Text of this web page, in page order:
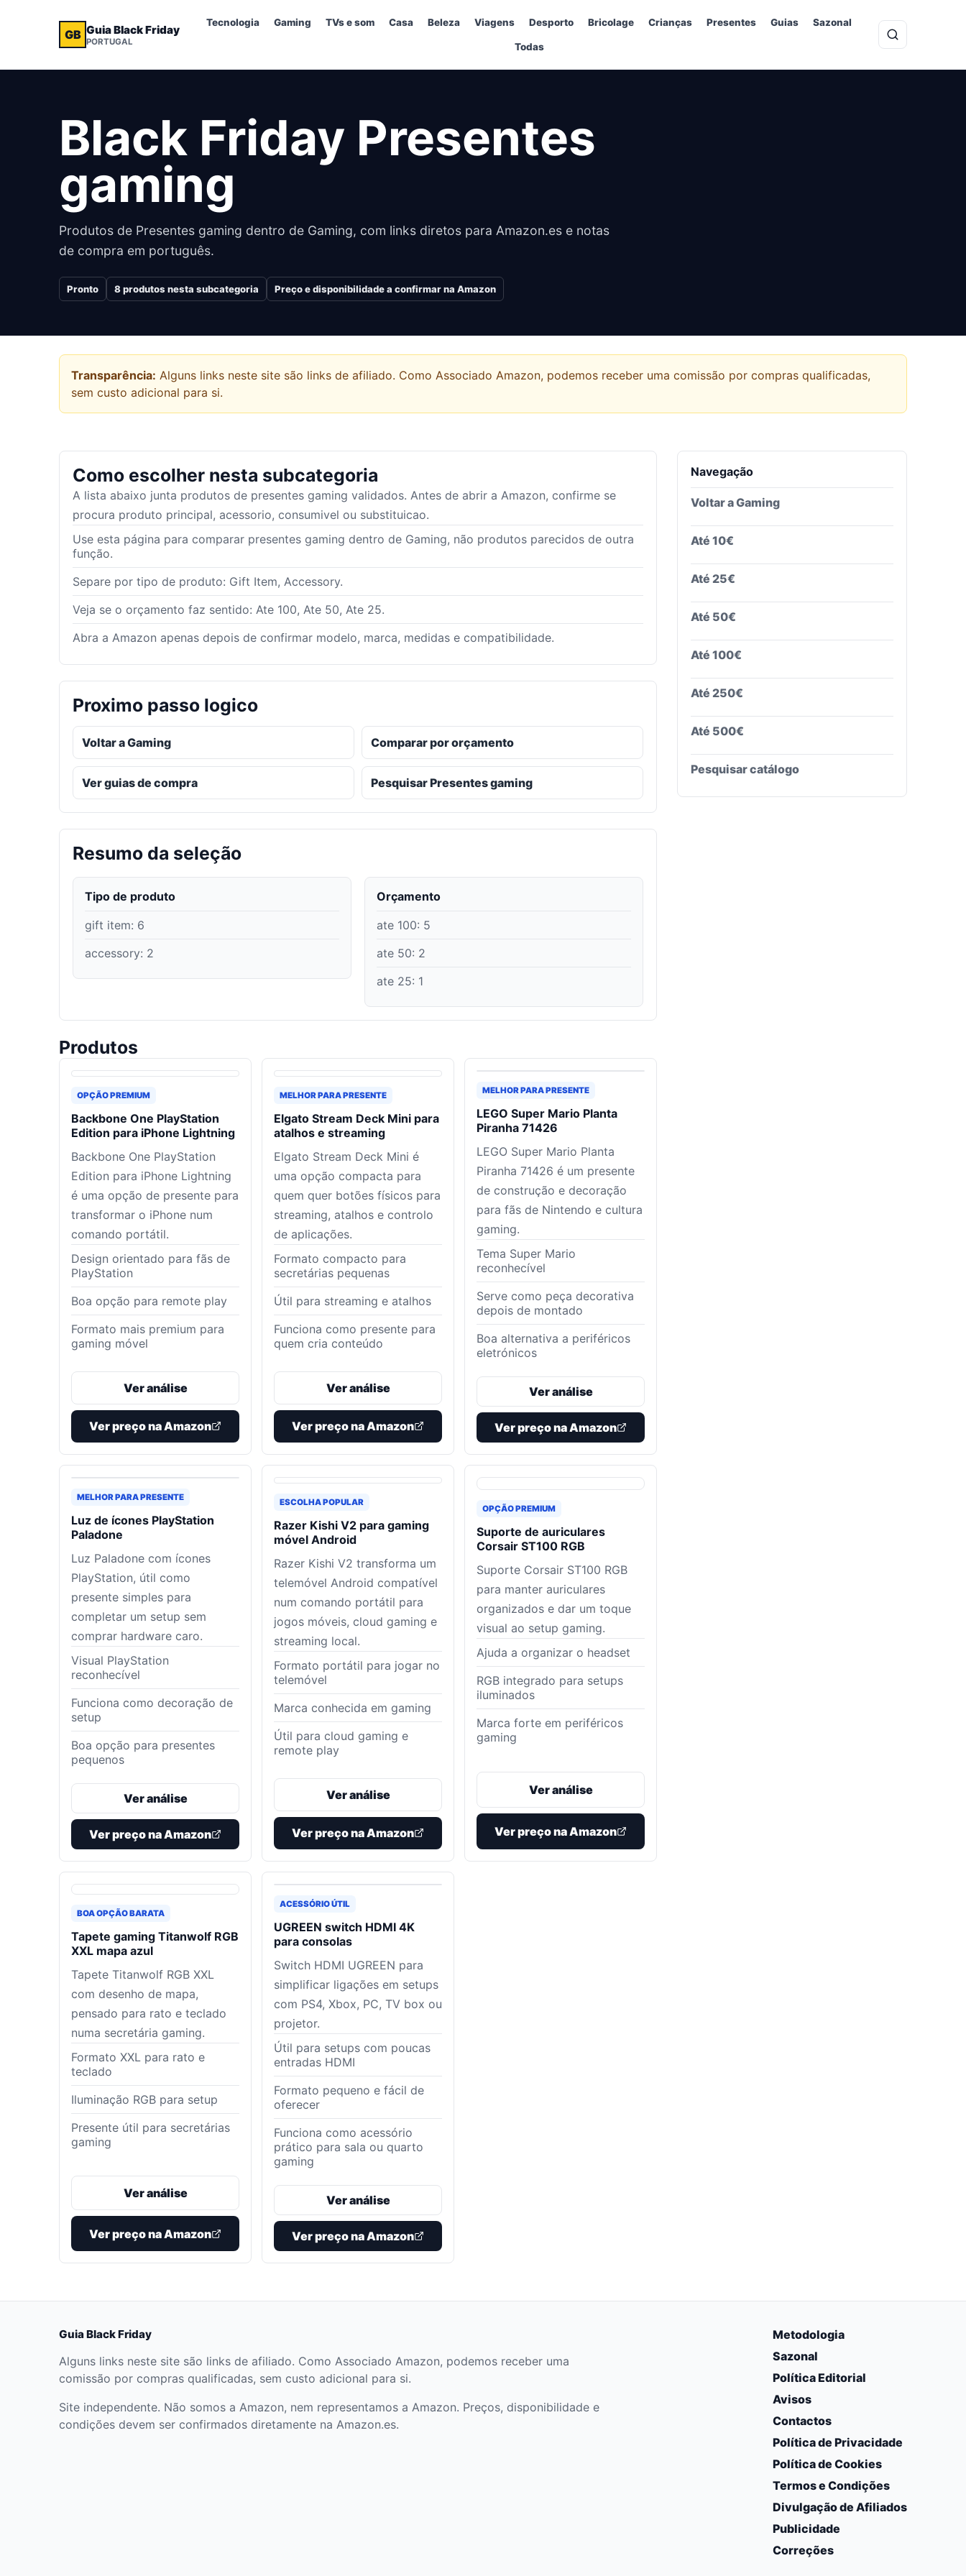
GB Guia Black Friday
PORTUGAL
Tecnologia Gaming TVs e som Casa Beleza Viagens Desporto Bricolage Crianças Presentes Guias Sazonal
Todas
Black Friday Presentes
gaming
Produtos de Presentes gaming dentro de Gaming, com links diretos para Amazon.es e notas
de compra em português.
Pronto 8produtos nesta subcategoria Preço e disponibilidade a confirmar na Amazon
Transparência: Alguns links neste site são links de afiliado. Como Associado Amazon, podemos receber uma comissão por compras qualificadas,
sem custo adicional para si.
Como escolher nesta subcategoria
A lista abaixo junta produtos de presentes gaming validados. Antes de abrir a Amazon, confirme se
procura produto principal, acessorio, consumivel ou substituicao.
Use esta página para comparar presentes gaming dentro de Gaming, não produtos parecidos de outra
função.
Separe por tipo de produto: Gift Item, Accessory.
Veja se o orçamento faz sentido: Ate 100, Ate 50, Ate 25.
Abra a Amazon apenas depois de confirmar modelo, marca, medidas e compatibilidade.
Proximo passo logico
Voltar a Gaming Comparar por orçamento
Ver guias de compra Pesquisar Presentes gaming
Resumo da seleção
Tipo de produto
gift item: 6
accessory: 2
Orçamento
ate 100: 5
ate 50: 2
ate 25: 1
Produtos
OPÇÃO PREMIUM
Backbone One PlayStation
Edition para iPhone Lightning
Backbone One PlayStation
Edition para iPhone Lightning
é uma opção de presente para
transformar o iPhone num
comando portátil.
Design orientado para fãs de
PlayStation
Boa opção para remote play
Formato mais premium para
gaming móvel
Ver análise
Ver preço na Amazon
MELHOR PARA PRESENTE
Elgato Stream Deck Mini para
atalhos e streaming
Elgato Stream Deck Mini é
uma opção compacta para
quem quer botões físicos para
streaming, atalhos e controlo
de aplicações.
Formato compacto para
secretárias pequenas
Útil para streaming e atalhos
Funciona como presente para
quem cria conteúdo
Ver análise
Ver preço na Amazon
MELHOR PARA PRESENTE
LEGO Super Mario Planta
Piranha 71426
LEGO Super Mario Planta
Piranha 71426 é um presente
de construção e decoração
para fãs de Nintendo e cultura
gaming.
Tema Super Mario
reconhecível
Serve como peça decorativa
depois de montado
Boa alternativa a periféricos
eletrónicos
Ver análise
Ver preço na Amazon
MELHOR PARA PRESENTE
Luz de ícones PlayStation
Paladone
Luz Paladone com ícones
PlayStation, útil como
presente simples para
completar um setup sem
comprar hardware caro.
Visual PlayStation
reconhecível
Funciona como decoração de
setup
Boa opção para presentes
pequenos
Ver análise
Ver preço na Amazon
ESCOLHA POPULAR
Razer Kishi V2 para gaming
móvel Android
Razer Kishi V2 transforma um
telemóvel Android compatível
num comando portátil para
jogos móveis, cloud gaming e
streaming local.
Formato portátil para jogar no
telemóvel
Marca conhecida em gaming
Útil para cloud gaming e
remote play
Ver análise
Ver preço na Amazon
OPÇÃO PREMIUM
Suporte de auriculares
Corsair ST100 RGB
Suporte Corsair ST100 RGB
para manter auriculares
organizados e dar um toque
visual ao setup gaming.
Ajuda a organizar o headset
RGB integrado para setups
iluminados
Marca forte em periféricos
gaming
Ver análise
Ver preço na Amazon
BOA OPÇÃO BARATA
Tapete gaming Titanwolf RGB
XXL mapa azul
Tapete Titanwolf RGB XXL
com desenho de mapa,
pensado para rato e teclado
numa secretária gaming.
Formato XXL para rato e
teclado
Iluminação RGB para setup
Presente útil para secretárias
gaming
Ver análise
Ver preço na Amazon
ACESSÓRIO ÚTIL
UGREEN switch HDMI 4K
para consolas
Switch HDMI UGREEN para
simplificar ligações em setups
com PS4, Xbox, PC, TV box ou
projetor.
Útil para setups com poucas
entradas HDMI
Formato pequeno e fácil de
oferecer
Funciona como acessório
prático para sala ou quarto
gaming
Ver análise
Ver preço na Amazon
Navegação
Voltar aGaming
Até 10€
Até 25€
Até 50€
Até 100€
Até 250€
Até 500€
Pesquisar catálogo
Guia Black Friday
Alguns links neste site são links de afiliado. Como Associado Amazon, podemos receber uma
comissão por compras qualificadas, sem custo adicional para si.
Site independente. Não somos a Amazon, nem representamos a Amazon. Preços, disponibilidade e
condições devem ser confirmados diretamente na Amazon.es.
Metodologia
Sazonal
Política Editorial
Avisos
Contactos
Política de Privacidade
Política de Cookies
Termos e Condições
Divulgação de Afiliados
Publicidade
Correções